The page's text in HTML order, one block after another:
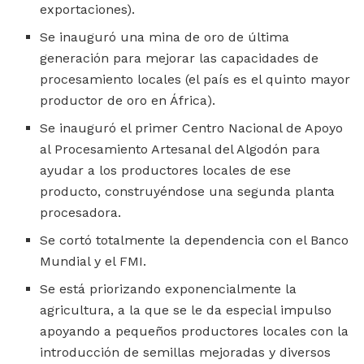
exportaciones).
Se inauguró una mina de oro de última
generación para mejorar las capacidades de
procesamiento locales (el país es el quinto mayor
productor de oro en África).
Se inauguró el primer Centro Nacional de Apoyo
al Procesamiento Artesanal del Algodón para
ayudar a los productores locales de ese
producto, construyéndose una segunda planta
procesadora.
Se cortó totalmente la dependencia con el Banco
Mundial y el FMI.
Se está priorizando exponencialmente la
agricultura, a la que se le da especial impulso
apoyando a pequeños productores locales con la
introducción de semillas mejoradas y diversos